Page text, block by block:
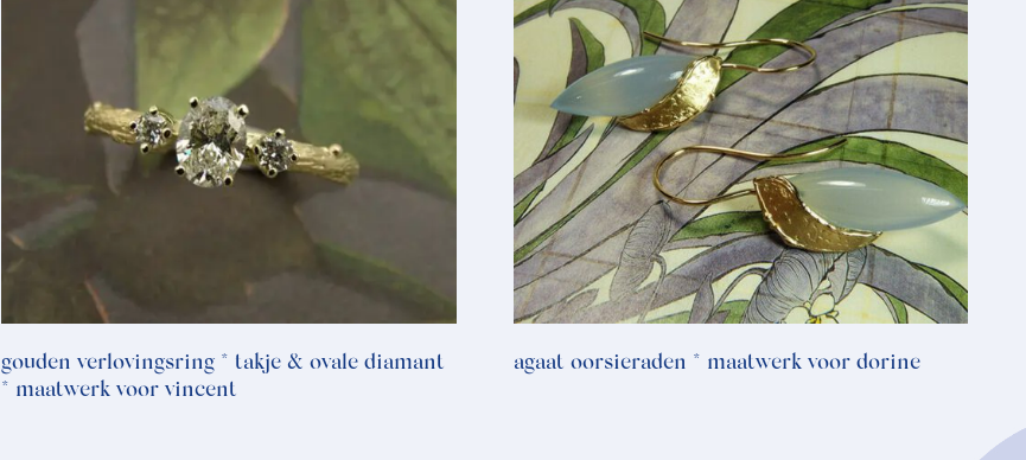
gouden verlovingsring * takje & ovale diamant
* maatwerk voor vincent
agaat oorsieraden * maatwerk voor dorine